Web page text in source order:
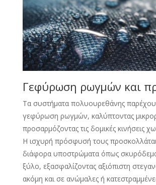
Γεφύρωση ρωγμών και
Τα συστήματα πολυουρεθάνης
γεφύρωση ρωγμών, καλύπτοντας
προσαρμόζοντας τις δομικές κινήσεις
Η ισχυρή πρόσφυσή τους
διάφορα υποστρώματα όπως
ξύλο, εξασφαλίζοντας αξιόπιστη
ακόμη και σε ανώμαλες ή